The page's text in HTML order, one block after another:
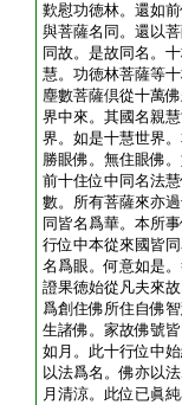
歎慰功徳林。還如
與菩薩名同。還以
同故。是故同名。
慧。功徳林菩薩等
塵數菩薩倶從十萬
界中來。其國名親
界。如是十慧世界
勝眼佛。無住眼佛
前十住位中同名法
數。所有菩薩來亦
同皆名爲華。本所
行位中本從來國皆
名爲眼。何意如是
證果徳始從凡夫來
爲創住佛所住自佛
生諸佛。家故佛號
如月。此十行位中
以法爲名。佛亦以
月清涼。此位已眞